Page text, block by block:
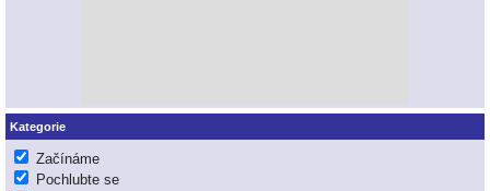
Kategorie
Začínáme
Pochlubte se